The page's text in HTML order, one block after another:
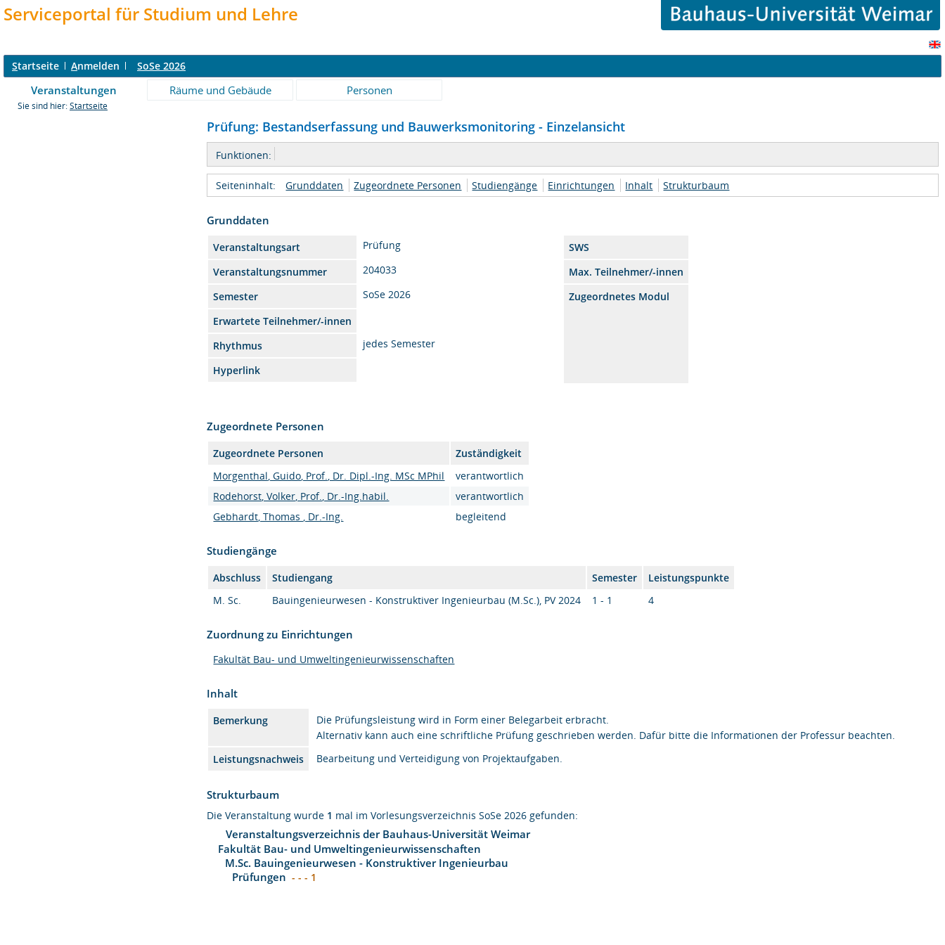
Serviceportal für Studium und Lehre
Startseite Anmelden SoSe 2026
Veranstaltungen Räume und Gebäude Personen
Sie sind hier: Startseite
Prüfung: Bestandserfassung und Bauwerksmonitoring - Einzelansicht
Funktionen:
Seiteninhalt: Grunddaten Zugeordnete Personen Studiengänge Einrichtungen Inhalt Strukturbaum
Grunddaten
Veranstaltungsart Prüfung
SWS
Veranstaltungsnummer
204033
Max. Teilnehmer/-innen
Semester
SoSe 2026
Zugeordnetes Modul
Erwartete Teilnehmer/-innen
Rhythmus
jedes Semester
Hyperlink
Zugeordnete Personen
Zugeordnete Personen
Zuständigkeit
Morgenthal, Guido, Prof., Dr. Dipl.-Ing. MSc MPhil
verantwortlich
Rodehorst, Volker, Prof., Dr.-Ing.habil.
verantwortlich
Gebhardt, Thomas , Dr.-Ing.
begleitend
Studiengänge
Abschluss Studiengang Semester
Leistungspunkte
M. Sc.
Bauingenieurwesen - Konstruktiver Ingenieurbau (M.Sc.), PV 2024 1 - 1 4
Zuordnung zu Einrichtungen
Fakultät Bau- und Umweltingenieurwissenschaften
Inhalt
Bemerkung
Die Prüfungsleistung wird in Form einer Belegarbeit erbracht.
Alternativ kann auch eine schriftliche Prüfung geschrieben werden. Dafür bitte die Informationen der Professur beachten.
Leistungsnachweis
Bearbeitung und Verteidigung von Projektaufgaben.
Strukturbaum
Die Veranstaltung wurde 1 mal im Vorlesungsverzeichnis SoSe 2026 gefunden:
Veranstaltungsverzeichnis der Bauhaus-Universität Weimar
Fakultät Bau- und Umweltingenieurwissenschaften
M.Sc. Bauingenieurwesen - Konstruktiver Ingenieurbau
Prüfungen - - - 1